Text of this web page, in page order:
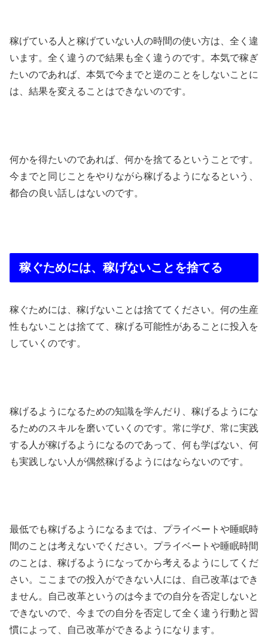
稼げている人と稼げていない人の時間の使い方は、全く違
います。全く違うので結果も全く違うのです。本気で稼ぎ
たいのであれば、本気で今までと逆のことをしないことに
は、結果を変えることはできないのです。
何かを得たいのであれば、何かを捨てるということです。
今までと同じことをやりながら稼げるようになるという、
都合の良い話しはないのです。
稼ぐためには、稼げないことを捨てる
稼ぐためには、稼げないことは捨ててください。何の生産
性もないことは捨てて、稼げる可能性があることに投入を
していくのです。
稼げるようになるための知識を学んだり、稼げるようにな
るためのスキルを磨いていくのです。常に学び、常に実践
する人が稼げるようになるのであって、何も学ばない、何
も実践しない人が偶然稼げるようにはならないのです。
最低でも稼げるようになるまでは、プライベートや睡眠時
間のことは考えないでください。プライベートや睡眠時間
のことは、稼げるようになってから考えるようにしてくだ
さい。ここまでの投入ができない人には、自己改革はでき
ません。自己改革というのは今までの自分を否定しないと
できないので、今までの自分を否定して全く違う行動と習
慣によって、自己改革ができるようになります。